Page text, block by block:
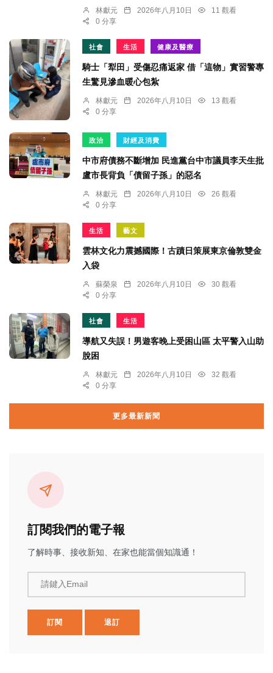
林獻元 2026年八月10日
11 觀看
0 分享
社會 生活 健康及醫療
騎士「犁田」受傷忍痛返家 借「這物」實習警專
生驚見滲血暖心包紮
林獻元 2026年八月10日
13 觀看
0 分享
政治 財經及消費
中市府債務不斷增加 民進黨台中市議員李天生批
盧市長背負「債留子孫」的惡名
林獻元 2026年八月10日
26 觀看
0 分享
生活 藝文
雲林文化力震撼國際！古蹟日策展東京倫敦雙金
入袋
蘇榮泉 2026年八月10日
30 觀看
0 分享
社會 生活
導航又失誤！男遊客晚上受困山區 太平警入山助
脫困
林獻元 2026年八月10日
32 觀看
0 分享
更多最新新聞
訂閱我們的電子報
了解時事、接收新知、在家也能當個知識通！
請鍵入Email
訂閱 退訂